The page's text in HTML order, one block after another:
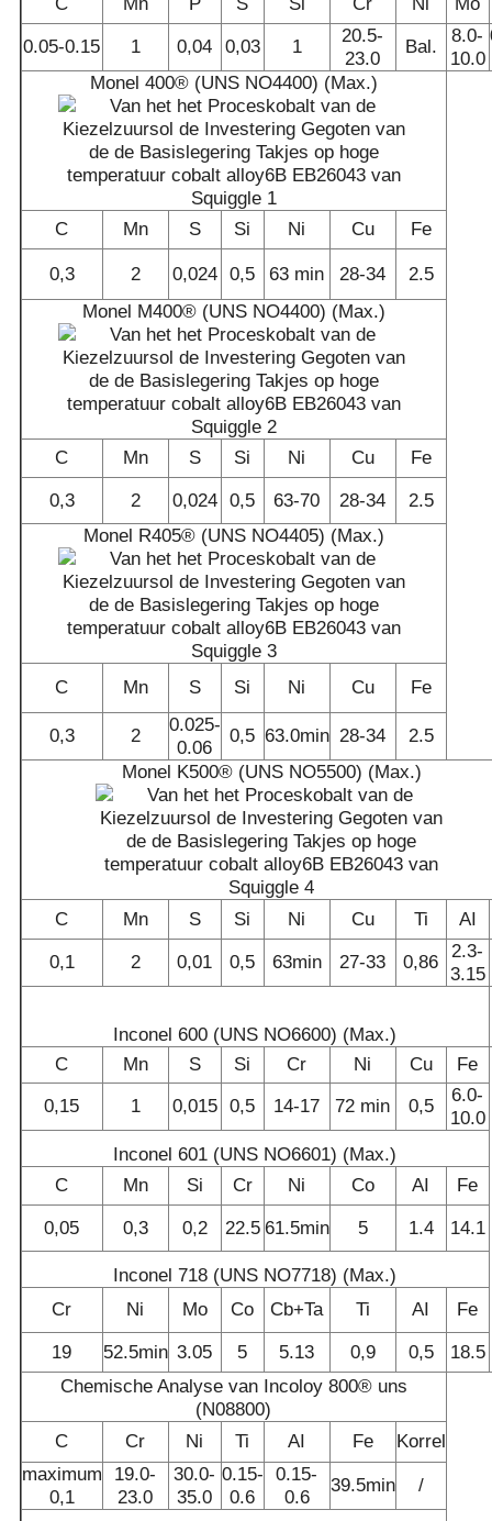
0.05-0.15
1 0,04 0,03 1
20.5-
23.0
Bal.
8.0-
10.0
Monel 400® (UNS NO4400) (Max.)
C Mn S Si Ni Cu Fe
0,3 2 0,024 0,5 63 min 28-34
2.5
Monel M400® (UNS NO4400) (Max.)
C Mn S Si Ni Cu
Fe
0,3
2 0,024 0,5 63-70 28-34
2.5
Monel R405® (UNS NO4405) (Max.)
C Mn S Si Ni Cu Fe
0,3 2
0.025-
0.06
0,5 63.0min 28-34
2.5
Monel K500® (UNS NO5500) (Max.)
C Mn S Si Ni Cu Ti
AI
0,1
2 0,01 0,5 63min 27-33 0,86
2.3-
3.15
Inconel 600 (UNS NO6600) (Max.)
C
Mn S Si Cr Ni Cu
Fe
0,15
1 0,015 0,5 14-17 72 min 0,5
6.0-
10.0
Inconel 601 (UNS NO6601) (Max.)
C
Mn Si Cr Ni Co AI
Fe
0,05
0,3 0,2 22.5 61.5min 5 1.4 14.1
Inconel 718 (UNS NO7718) (Max.)
Cr
Ni Mo Co Cb+Ta Ti AI
Fe
19
52.5min 3.05 5 5.13 0,9 0,5
18.5
Chemische Analyse van Incoloy 800® uns
(N08800)
C
Cr Ni Ti AI Fe
Korrel
maximum
0,1
19.0-
23.0
30.0-
35.0
0.15-
0.6
0.15-
0.6
39.5min /